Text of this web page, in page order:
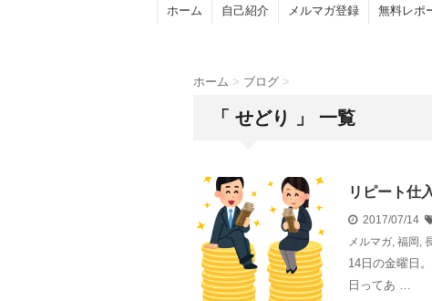
ホーム 自己紹介 メルマガ登録 無料レポ
ホーム > ブログ >
「 せどり 」 一覧
リピート仕
2017/07/14
メルマガ, 福岡 ,
14日の金曜日
日ってあ …